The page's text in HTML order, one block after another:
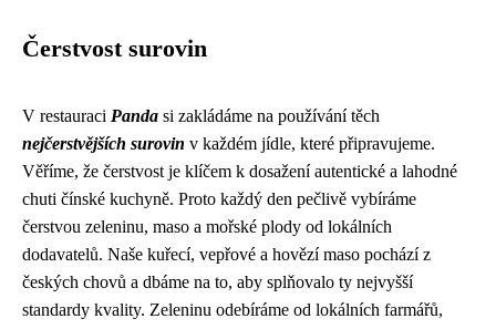
Čerstvost surovin
V restauraci Panda si zakládáme na používání těch
nejčerstvějších surovin v každém jídle, které připravujeme.
Věříme, že čerstvost je klíčem k dosažení autentické a lahodné
chuti čínské kuchyně. Proto každý den pečlivě vybíráme
čerstvou zeleninu, maso a mořské plody od lokálních
dodavatelů. Naše kuřecí, vepřové a hovězí maso pochází z
českých chovů a dbáme na to, aby splňovalo ty nejvyšší
standardy kvality. Zeleninu odebíráme od lokálních farmářů,